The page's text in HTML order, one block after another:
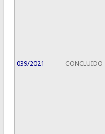
039/2021 CONCLUIDO